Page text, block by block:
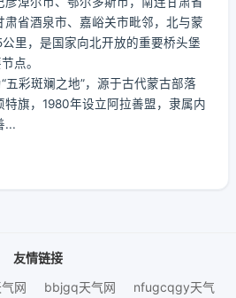
省酒泉市、嘉峪关市毗邻，北与蒙
里，是国家向北开放的重要桥头堡
点。
五彩斑斓之地”，源于古代蒙古部落
特旗，1980年设立阿拉善盟，隶属内
...
友情链接
网 bbjgq天气网 nfugcqgy天气